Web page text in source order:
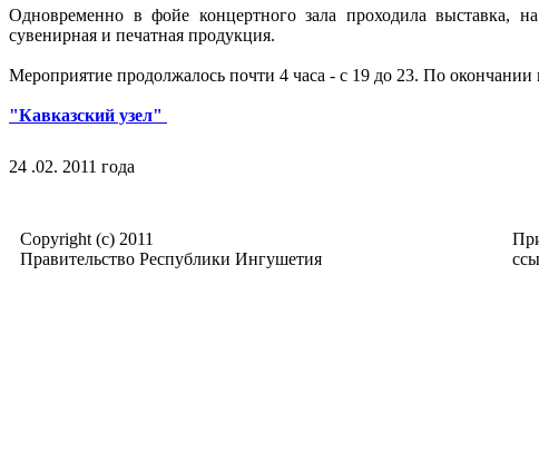
Одновременно в фойе концертного зала проходила выставка,
сувенирная и печатная продукция.
Мероприятие продолжалось почти 4 часа - с 19 до 23. По окончании
"Кавказский узел"
24 .02. 2011 года
Copyright (c) 2011
Правительство Республики Ингушетия